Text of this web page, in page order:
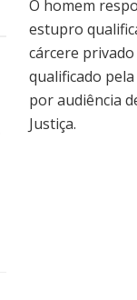
O homem
estupro
cárcere
qualificado
por audiência
Justiça.